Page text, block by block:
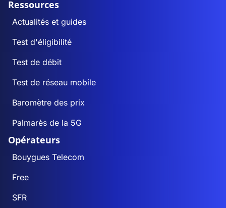
Ressources
Actualités et guides
Test d'éligibilité
Test de débit
Test de réseau mobile
Baromètre des prix
Palmarès de la 5G
Opérateurs
Bouygues Telecom
Free
SFR